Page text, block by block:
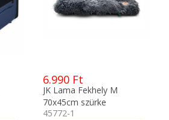
6.990 Ft
JK Lama Fekhely M
70x45cm szürke
45772-1